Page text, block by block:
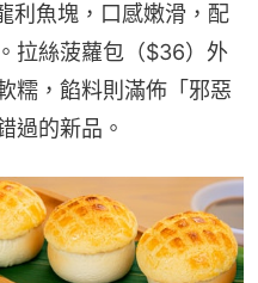
利魚塊，口感嫩滑，配
拉絲菠蘿包（$36）外
糯，餡料則滿佈「邪惡
過的新品。